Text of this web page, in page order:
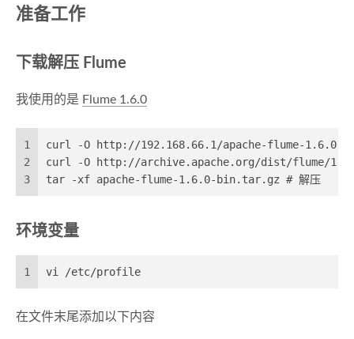
准备工作
下载解压 Flume
我使用的是 Flume 1.6.0
1
2
3
curl -O http://192.168.66.1/apache-flume-1.6.0-
curl -O http://archive.apache.org/dist/flume/
tar -xf apache-flume-1.6.0-bin.tar.gz # 解压
环境变量
1 vi /etc/profile
在文件末尾添加以下内容